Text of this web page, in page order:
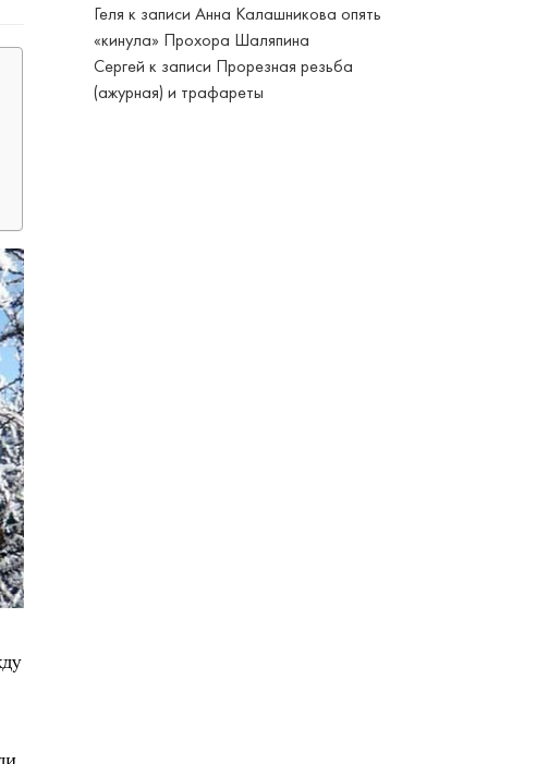
Геля к записиАнна Калашникова опять
«кинула» Прохора Шаляпина
Сергей к записи Прорезная резьба
(ажурная) и трафареты